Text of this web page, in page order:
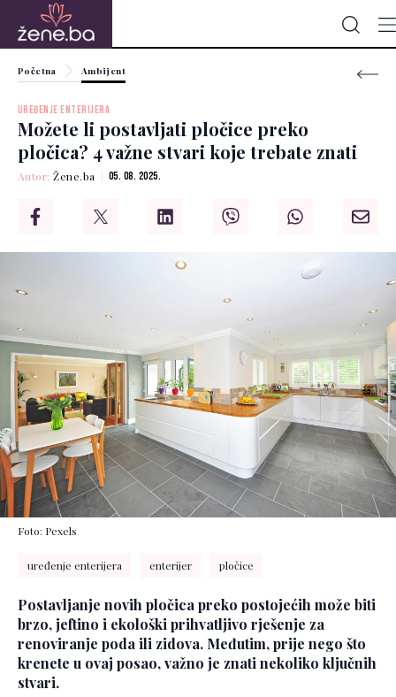
Početna Ambijent
UREĐENJE ENTERIJERA
Možete li postavljati pločice preko
pločica? 4 važne stvari koje trebate znati
Autor:Žene.ba 05. 08. 2025.
Foto: Pexels
uređenje enterijera enterijer pločice
Postavljanje novih pločica preko postojećih može biti
brzo, jeftino i ekološki prihvatljivo rješenje za
renoviranje poda ili zidova. Međutim, prije nego što
krenete u ovaj posao, važno je znati nekoliko ključnih
stvari.